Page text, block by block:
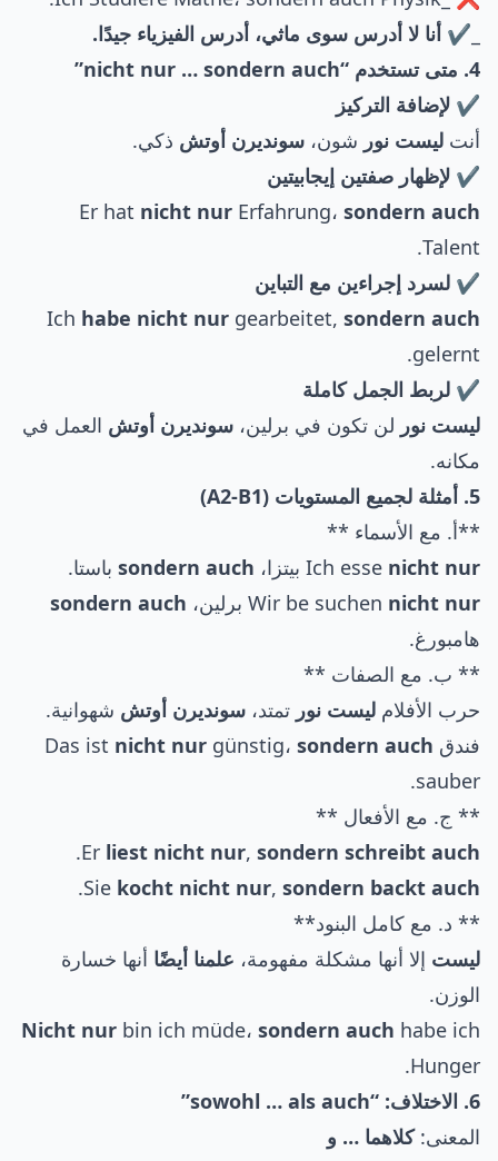
_✔ أنا لا أدرس سوى ماثي، أدرس الفيزياء جيدًا.
4. متى تستخدم “nicht nur … sondern auch”
✔ لإضافة التركيز
أنت ليست نور شون، سونديرن أوتش ذكي.
✔ لإظهار صفتين إيجابيتين
Er hat nicht nur Erfahrung، sondern auch
Talent.
✔ لسرد إجراءين مع التباين
Ich habe nicht nur gearbeitet, sondern auch
gelernt.
✔ لربط الجمل كاملة
ليست نور لن تكون في برلين، سونديرن أوتش العمل في
مكانه.
5. أمثلة لجميع المستويات (A2-B1)
**أ. مع الأسماء **
Ich esse nicht nur بيتزا، sondern auch باستا.
Wir be suchen nicht nur برلين، sondern auch
هامبورغ.
** ب. مع الصفات **
حرب الأفلام ليست نور تمتد، سونديرن أوتش شهوانية.
فندق Das ist
nicht nur günstig، sondern auch
sauber.
** ج. مع الأفعال **
Er liest nicht nur, sondern schreibt auch
.
Sie kocht nicht nur, sondern backt auch
.
** د. مع كامل البنود**
ليست إلا أنها مشكلة مفهومة، علمنا أيضًا أنها خسارة
الوزن.
Nicht nur bin ich müde، sondern auch habe ich
Hunger.
6. الاختلاف: “sowohl … als auch”
المعنى:كلاهما … و